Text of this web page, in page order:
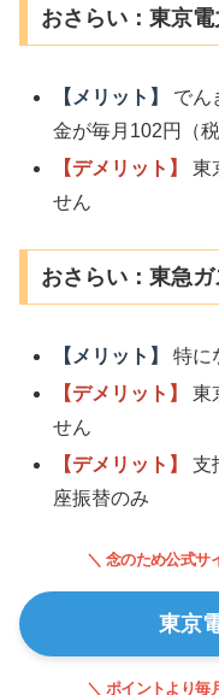
おさらい：東京
【メリット】
でん
金が毎月102円（税
【デメリット】
東
せん
おさらい：東急
【メリット】
特に
【デメリット】
東
せん
【デメリット】
支
座振替のみ
＼ 念のため公式サ
東京
＼ ポイントより毎